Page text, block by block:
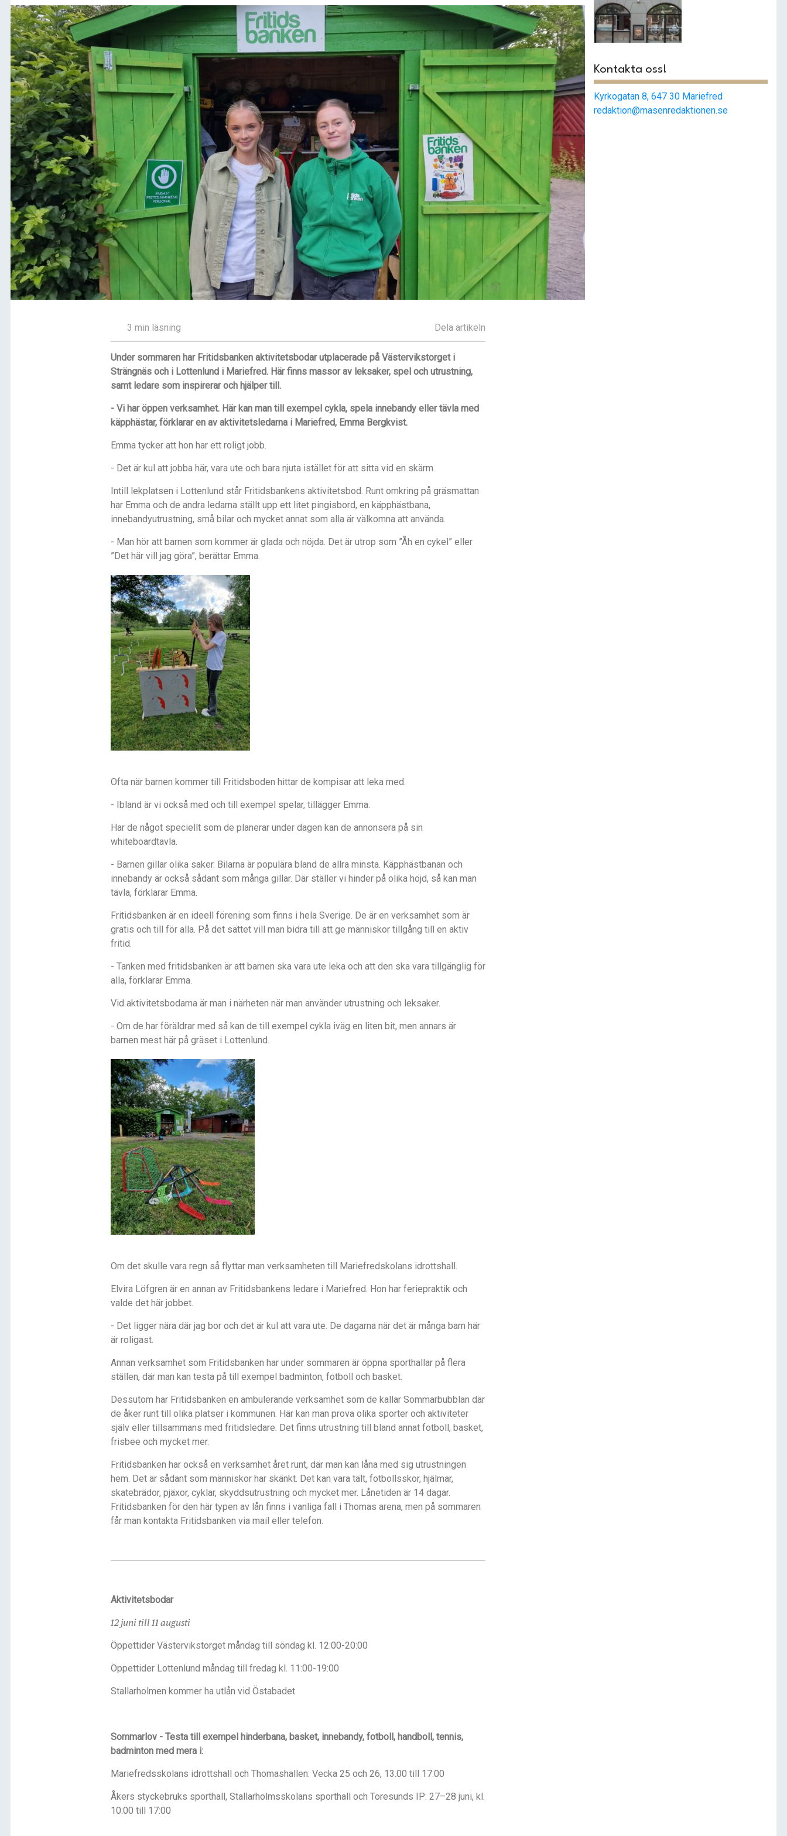
3 min läsning Dela artikeln
Under sommaren har Fritidsbanken aktivitetsbodar utplacerade på Västervikstorget i
Strängnäs och i Lottenlund i Mariefred. Här finns massor av leksaker, spel och utrustning,
samt ledare som inspirerar och hjälper till.
- Vi har öppen verksamhet. Här kan man till exempel cykla, spela innebandy eller tävla med
käpphästar, förklarar en av aktivitetsledarna i Mariefred, Emma Bergkvist.
Emma tycker att hon har ett roligt jobb.
- Det är kul att jobba här, vara ute och bara njuta istället för att sitta vid en skärm.
Intill lekplatsen i Lottenlund står Fritidsbankens aktivitetsbod. Runt omkring på gräsmattan
har Emma och de andra ledarna ställt upp ett litet pingisbord, en käpphästbana,
innebandyutrustning, små bilar och mycket annat som alla är välkomna att använda.
- Man hör att barnen som kommer är glada och nöjda. Det är utrop som ”Åh en cykel” eller
”Det här vill jag göra”, berättar Emma.
Ofta när barnen kommer till Fritidsboden hittar de kompisar att leka med.
- Ibland är vi också med och till exempel spelar, tillägger Emma.
Har de något speciellt som de planerar under dagen kan de annonsera på sin
whiteboardtavla.
- Barnen gillar olika saker. Bilarna är populära bland de allra minsta. Käpphästbanan och
innebandy är också sådant som många gillar. Där ställer vi hinder på olika höjd, så kan man
tävla, förklarar Emma.
Fritidsbanken är en ideell förening som finns i hela Sverige. De är en verksamhet som är
gratis och till för alla. På det sättet vill man bidra till att ge människor tillgång till en aktiv
fritid.
- Tanken med fritidsbanken är att barnen ska vara ute leka och att den ska vara tillgänglig för
alla, förklarar Emma.
Vid aktivitetsbodarna är man i närheten när man använder utrustning och leksaker.
- Om de har föräldrar med så kan de till exempel cykla iväg en liten bit, men annars är
barnen mest här på gräset i Lottenlund.
Om det skulle vara regn så flyttar man verksamheten till Mariefredskolans idrottshall.
Elvira Löfgren är en annan av Fritidsbankens ledare i Mariefred. Hon har feriepraktik och
valde det här jobbet.
- Det ligger nära där jag bor och det är kul att vara ute. De dagarna när det är många barn här
är roligast.
Annan verksamhet som Fritidsbanken har under sommaren är öppna sporthallar på flera
ställen, där man kan testa på till exempel badminton, fotboll och basket.
Dessutom har Fritidsbanken en ambulerande verksamhet som de kallar Sommarbubblan där
de åker runt till olika platser i kommunen. Här kan man prova olika sporter och aktiviteter
själv eller tillsammans med fritidsledare. Det finns utrustning till bland annat fotboll, basket,
frisbee och mycket mer.
Fritidsbanken har också en verksamhet året runt, där man kan låna med sig utrustningen
hem. Det är sådant som människor har skänkt. Det kan vara tält, fotbollsskor, hjälmar,
skatebrädor, pjäxor, cyklar, skyddsutrustning och mycket mer. Lånetiden är 14 dagar.
Fritidsbanken för den här typen av lån finns i vanliga fall i Thomas arena, men på sommaren
får man kontakta Fritidsbanken via mail eller telefon.
Aktivitetsbodar
12 juni till 11 augusti
Öppettider Västervikstorget måndag till söndag kl. 12:00-20:00
Öppettider Lottenlund måndag till fredag kl. 11:00-19:00
Stallarholmen kommer ha utlån vid Östabadet
Sommarlov - Testa till exempel hinderbana, basket, innebandy, fotboll, handboll, tennis,
badminton med mera i:
Mariefredsskolans idrottshall och Thomashallen: Vecka 25 och 26, 13.00 till 17:00
Åkers styckebruks sporthall, Stallarholmsskolans sporthall och Toresunds IP: 27–28 juni, kl.
10:00 till 17:00
Kontakta oss!
Kyrkogatan 8, 647 30 Mariefred
redaktion@masenredaktionen.se